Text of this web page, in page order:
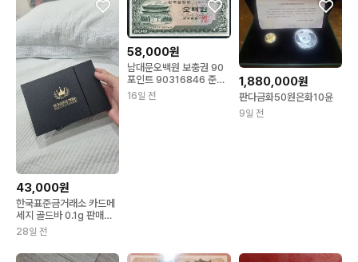
43,000원
한국표준금거래소 카드메
세지 골드바 0.1g 판매합
니다
28일 전
58,000원
남대문오백원 보충권 90
포인트 90316846 준미
사용+
16일 전
1,880,000원
판다금화50원은화10윤
9일 전